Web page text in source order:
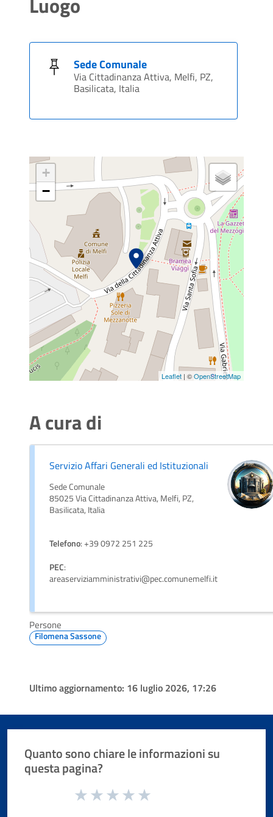
Sede Comunale
Via Cittadinanza Attiva, Melfi, PZ,
Basilicata, Italia
+
−
Leaflet | ©OpenStreetMap
A cura di
Servizio Affari Generali ed Istituzionali
Sede Comunale
85025 Via Cittadinanza Attiva, Melfi, PZ,
Basilicata, Italia
Telefono: +39 0972 251 225
PEC:
areaserviziamministrativi@pec.comunemelfi.it
Persone
Filomena Sassone
Ultimo aggiornamento: 16 luglio 2026, 17:26
Quanto sono chiare le informazioni su
questa pagina?
Valuta da 1 a 5 stelle la pagina